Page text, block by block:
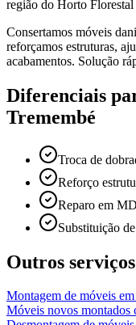
região do Horto Florestal
Consertamos móveis
reforçamos estruturas,
acabamentos. Solução
Diferenciais
Tremembé
Troca de
Reforço
Reparo em
Substituição
Outros
Montagem de móveis em
Móveis novos montados